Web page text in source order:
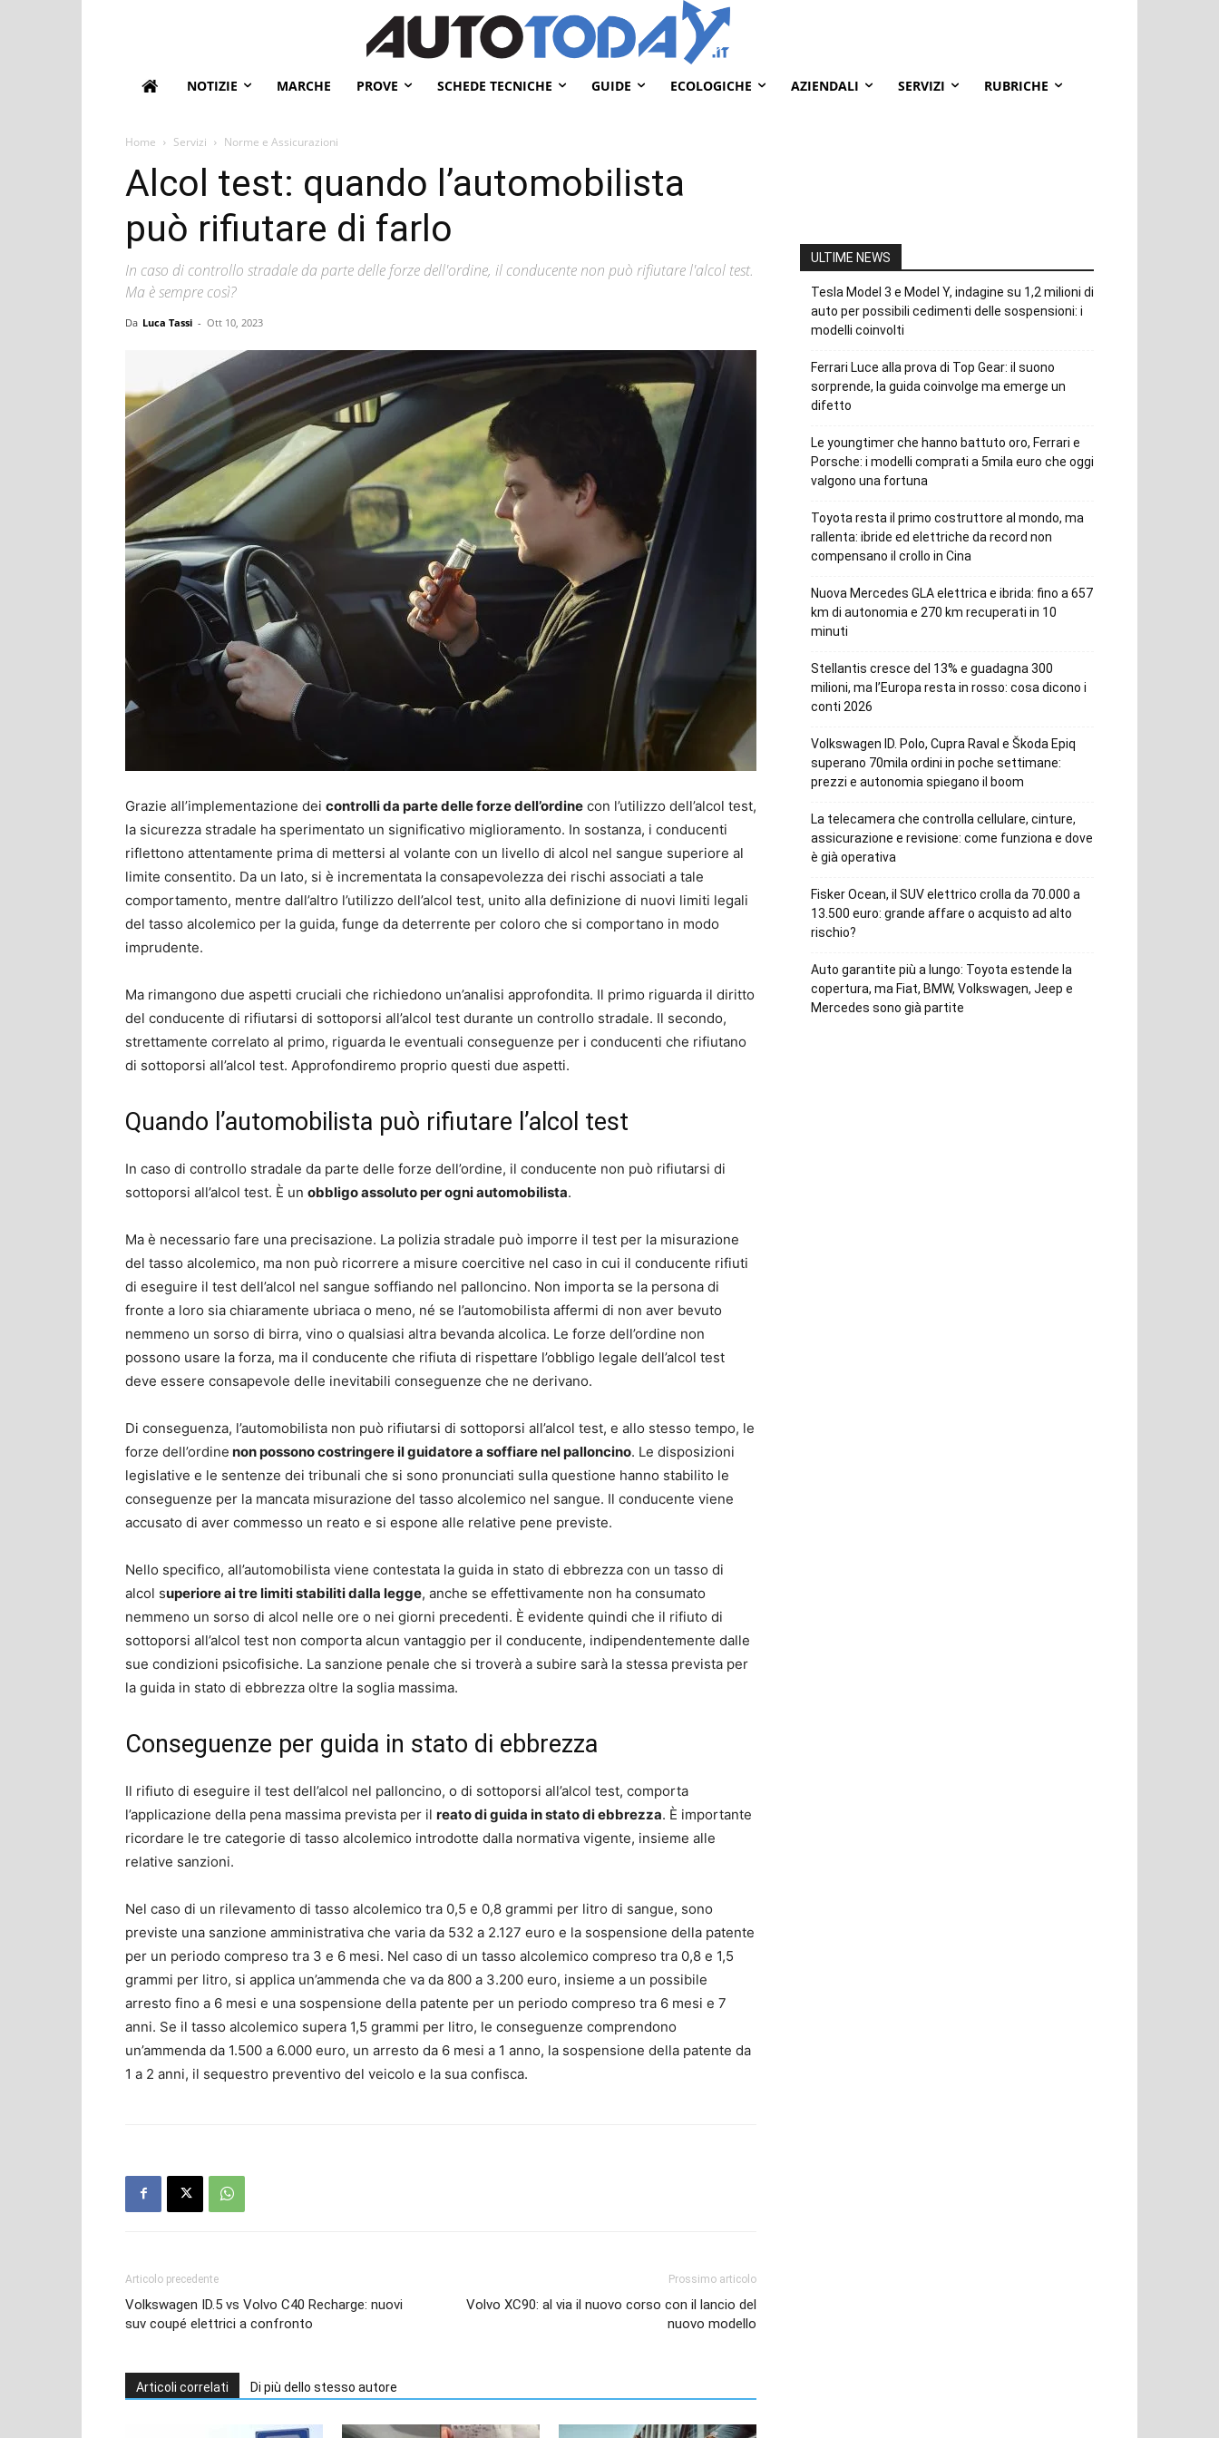
NOTIZIE MARCHE PROVE SCHEDE TECNICHE GUIDE ECOLOGICHE AZIENDALI SERVIZI RUBRICHE
Home Servizi Norme e Assicurazioni
Alcol test: quando l’automobilista
può rifiutare di farlo
In caso di controllo stradale da parte delle forze dell'ordine, il conducente non può rifiutare l'alcol test.
Ma è sempre così?
Da Luca Tassi - Ott 10, 2023
Grazie all’implementazione dei controlli da parte delle forze dell’ordine con l’utilizzo dell’alcol test,
la sicurezza stradale ha sperimentato un significativo miglioramento. In sostanza, i conducenti
riflettono attentamente prima di mettersi al volante con un livello di alcol nel sangue superiore al
limite consentito. Da un lato, si è incrementata la consapevolezza dei rischi associati a tale
comportamento, mentre dall’altro l’utilizzo dell’alcol test, unito alla definizione di nuovi limiti legali
del tasso alcolemico per la guida, funge da deterrente per coloro che si comportano in modo
imprudente.
Ma rimangono due aspetti cruciali che richiedono un’analisi approfondita. Il primo riguarda il diritto
del conducente di rifiutarsi di sottoporsi all’alcol test durante un controllo stradale. Il secondo,
strettamente correlato al primo, riguarda le eventuali conseguenze per i conducenti che rifiutano
di sottoporsi all’alcol test. Approfondiremo proprio questi due aspetti.
Quando l’automobilista può rifiutare l’alcol test
In caso di controllo stradale da parte delle forze dell’ordine, il conducente non può rifiutarsi di
sottoporsi all’alcol test. È un obbligo assoluto per ogni automobilista.
Ma è necessario fare una precisazione. La polizia stradale può imporre il test per la misurazione
del tasso alcolemico, ma non può ricorrere a misure coercitive nel caso in cui il conducente rifiuti
di eseguire il test dell’alcol nel sangue soffiando nel palloncino. Non importa se la persona di
fronte a loro sia chiaramente ubriaca o meno, né se l’automobilista affermi di non aver bevuto
nemmeno un sorso di birra, vino o qualsiasi altra bevanda alcolica. Le forze dell’ordine non
possono usare la forza, ma il conducente che rifiuta di rispettare l’obbligo legale dell’alcol test
deve essere consapevole delle inevitabili conseguenze che ne derivano.
Di conseguenza, l’automobilista non può rifiutarsi di sottoporsi all’alcol test, e allo stesso tempo, le
forze dell’ordine non possono costringere il guidatore a soffiare nel palloncino. Le disposizioni
legislative e le sentenze dei tribunali che si sono pronunciati sulla questione hanno stabilito le
conseguenze per la mancata misurazione del tasso alcolemico nel sangue. Il conducente viene
accusato di aver commesso un reato e si espone alle relative pene previste.
Nello specifico, all’automobilista viene contestata la guida in stato di ebbrezza con un tasso di
alcol superiore ai tre limiti stabiliti dalla legge, anche se effettivamente non ha consumato
nemmeno un sorso di alcol nelle ore o nei giorni precedenti. È evidente quindi che il rifiuto di
sottoporsi all’alcol test non comporta alcun vantaggio per il conducente, indipendentemente dalle
sue condizioni psicofisiche. La sanzione penale che si troverà a subire sarà la stessa prevista per
la guida in stato di ebbrezza oltre la soglia massima.
Conseguenze per guida in stato di ebbrezza
Il rifiuto di eseguire il test dell’alcol nel palloncino, o di sottoporsi all’alcol test, comporta
l’applicazione della pena massima prevista per il reato di guida in stato di ebbrezza. È importante
ricordare le tre categorie di tasso alcolemico introdotte dalla normativa vigente, insieme alle
relative sanzioni.
Nel caso di un rilevamento di tasso alcolemico tra 0,5 e 0,8 grammi per litro di sangue, sono
previste una sanzione amministrativa che varia da 532 a 2.127 euro e la sospensione della patente
per un periodo compreso tra 3 e 6 mesi. Nel caso di un tasso alcolemico compreso tra 0,8 e 1,5
grammi per litro, si applica un’ammenda che va da 800 a 3.200 euro, insieme a un possibile
arresto fino a 6 mesi e una sospensione della patente per un periodo compreso tra 6 mesi e 7
anni. Se il tasso alcolemico supera 1,5 grammi per litro, le conseguenze comprendono
un’ammenda da 1.500 a 6.000 euro, un arresto da 6 mesi a 1 anno, la sospensione della patente da
1 a 2 anni, il sequestro preventivo del veicolo e la sua confisca.
Articolo precedente
Volkswagen ID.5 vs Volvo C40 Recharge: nuovi
suv coupé elettrici a confronto
Prossimo articolo
Volvo XC90: al via il nuovo corso con il lancio del
nuovo modello
Articoli correlati Di più dello stesso autore
ULTIME NEWS
Tesla Model 3 e Model Y, indagine su 1,2 milioni di
auto per possibili cedimenti delle sospensioni: i
modelli coinvolti
Ferrari Luce alla prova di Top Gear: il suono
sorprende, la guida coinvolge ma emerge un
difetto
Le youngtimer che hanno battuto oro, Ferrari e
Porsche: i modelli comprati a 5mila euro che oggi
valgono una fortuna
Toyota resta il primo costruttore al mondo, ma
rallenta: ibride ed elettriche da record non
compensano il crollo in Cina
Nuova Mercedes GLA elettrica e ibrida: fino a 657
km di autonomia e 270 km recuperati in 10
minuti
Stellantis cresce del 13% e guadagna 300
milioni, ma l’Europa resta in rosso: cosa dicono i
conti 2026
Volkswagen ID. Polo, Cupra Raval e Škoda Epiq
superano 70mila ordini in poche settimane:
prezzi e autonomia spiegano il boom
La telecamera che controlla cellulare, cinture,
assicurazione e revisione: come funziona e dove
è già operativa
Fisker Ocean, il SUV elettrico crolla da 70.000 a
13.500 euro: grande affare o acquisto ad alto
rischio?
Auto garantite più a lungo: Toyota estende la
copertura, ma Fiat, BMW, Volkswagen, Jeep e
Mercedes sono già partite